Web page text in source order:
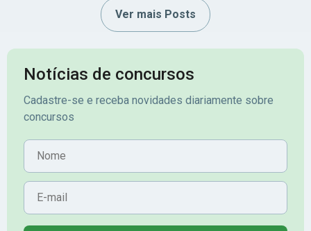
Ver mais Posts
Notícias de concursos
Cadastre-se e receba novidades diariamente sobre
concursos
Nome
E-mail